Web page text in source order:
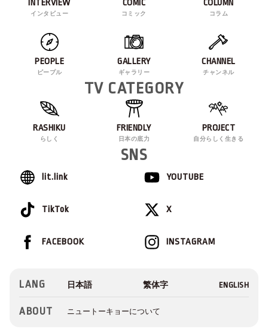
INTERVIEW
インタビュー
COMIC
コミック
COLUMN
コラム
PEOPLE
ピープル
GALLERY
ギャラリー
CHANNEL
チャンネル
TV CATEGORY
RASHIKU
らしく
FRIENDLY
日本の底力
PROJECT
自分らしく生きる
SNS
lit.link YOUTUBE
TikTok X
INSTAGRAM
FACEBOOK
LANG
ABOUT ニュートーキョーについて